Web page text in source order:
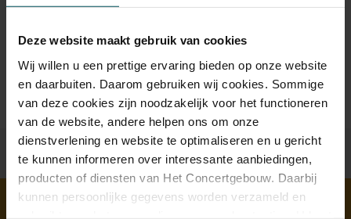
Deze website maakt gebruik van cookies
Wij willen u een prettige ervaring bieden op onze website
en daarbuiten. Daarom gebruiken wij cookies. Sommige
van deze cookies zijn noodzakelijk voor het functioneren
van de website, andere helpen ons om onze
dienstverlening en website te optimaliseren en u gericht
te kunnen informeren over interessante aanbiedingen,
producten of diensten van Het Concertgebouw. Daarbij
kunnen persoonlijke gegevens worden verzameld en
u rolstoelplaatsen bestellen? Mail naar
020 – 671 83 45.